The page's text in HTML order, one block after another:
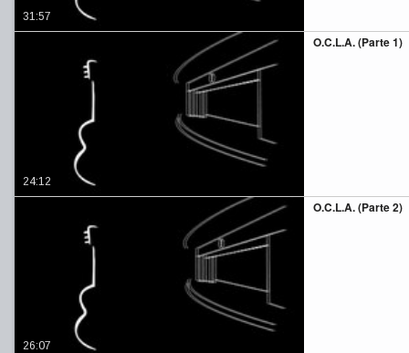
31:57
O.C.L.A. (Parte 1)
24:12
O.C.L.A. (Parte 2)
26:07